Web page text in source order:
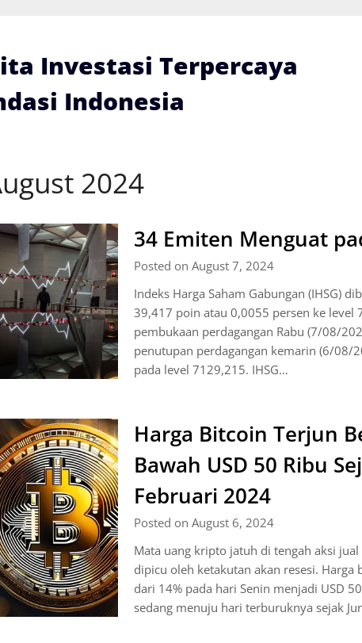
Investasi Terpercaya
Indonesia
2024
34 Emiten Menguat
Posted on August 7, 2024
Indeks Harga Saham Gabungan (IHSG)
39,417 poin atau 0,0055 persen ke level
pembukaan perdagangan Rabu (7/08/
penutupan perdagangan kemarin (6/08/
pada level 7129,215. IHSG…
Harga Bitcoin Terjun
Bawah USD 50 Ribu
Februari 2024
Posted on August 6, 2024
Mata uang kripto jatuh di tengah aksi
dipicu oleh ketakutan akan resesi. Harga
dari 14% pada hari Senin menjadi USD
sedang menuju hari terburuknya sejak